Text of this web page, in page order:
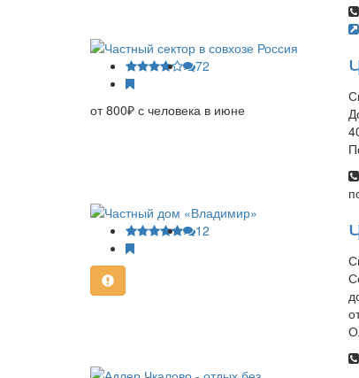
72
от 800₽ с человека в июне
12